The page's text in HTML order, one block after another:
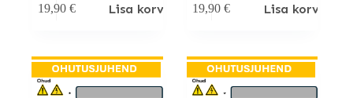
19,90 € Lisa korvi 19,90€ Lisa korvi